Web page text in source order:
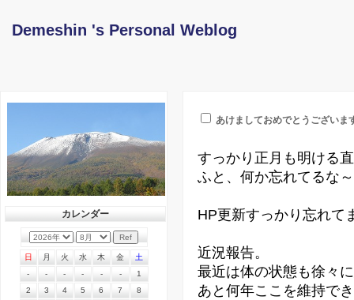
Demeshin 's Personal Weblog
あけましておめでとうございま
すっかり正月も明ける
ふと、何か忘れてるな
HP更新すっかり忘れて
近況報告。
最近は体の状態も徐々
あと何年ここを維持で
カレンダー
日 月 火 水 木 金
土
-
- - - - -
1
2
3 4 5 6 7
8